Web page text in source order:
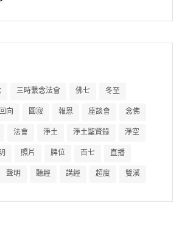
三時繫念法會 佛七 冬至
回向 圓寂 報恩 座談會 念佛
法會 淨土 淨土聖賢錄 淨空
照片 牌位 百七 直播
聲明 聽經 講經 超度 雙溪